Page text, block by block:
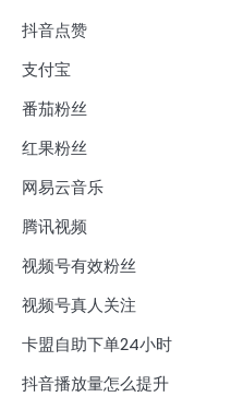
抖音点赞
支付宝
番茄粉丝
红果粉丝
网易云音乐
腾讯视频
视频号有效粉丝
视频号真人关注
卡盟自助下单24小时
抖音播放量怎么提升